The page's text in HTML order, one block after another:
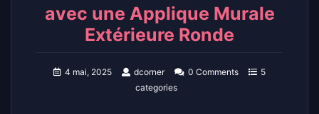
avec une Applique Murale
Extérieure Ronde
4 mai, 2025 dcorner 0 Comments
5
categories